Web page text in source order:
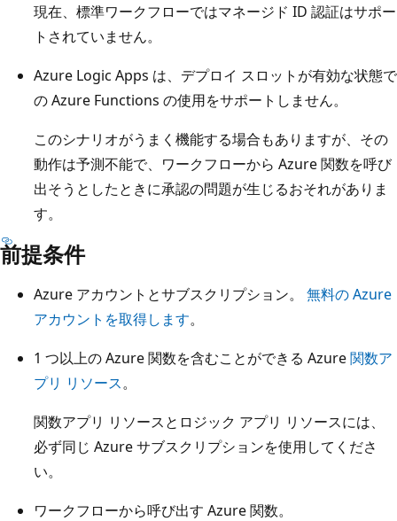
現在、標準ワークフローではマネージド ID 認証はサポー
トされていません。
Azure Logic Apps は、デプロイ スロットが有効な状態で
の Azure Functions の使用をサポートしません。
このシナリオがうまく機能する場合もありますが、その
動作は予測不能で、ワークフローから Azure 関数を呼び
出そうとしたときに承認の問題が生じるおそれがありま
す。
前提条件
Azure アカウントとサブスクリプション。 無料の Azure
アカウントを取得します。
1 つ以上の Azure 関数を含むことができる Azure関数ア
プリ リソース。
関数アプリ リソースとロジック アプリ リソースには、
必ず同じ Azure サブスクリプションを使用してくださ
い。
ワークフローから呼び出す Azure 関数。